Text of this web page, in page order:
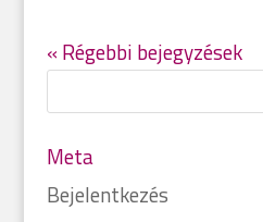
« Régebbi bejegyzések
Meta
Bejelentkezés